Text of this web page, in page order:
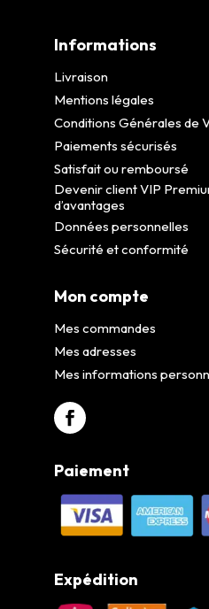
Informations
Livraison
Mentions légales
Conditions Générales de
Paiements sécurisés
Satisfait ou remboursé
Devenir client VIP
d’avantages
Données personnelles
Sécurité et conformité
Mon compte
Mes commandes
Mes adresses
Mes informations
Paiement
Expédition